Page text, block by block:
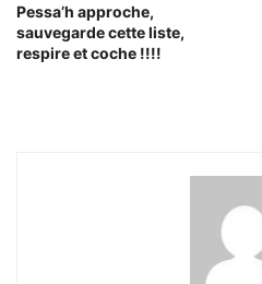
Pessa’h approche,
sauvegarde cette liste,
respire et coche !!!!